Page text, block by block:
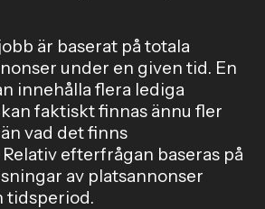
är baserat på totala
under en given tid. En
innehålla flera lediga
faktiskt finnas ännu fler
vad det finns
efterfrågan baseras på
av platsannonser
tidsperiod.